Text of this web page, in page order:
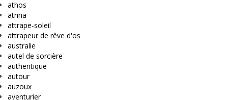
athos
atrina
attrape-soleil
attrapeur de rêve d'os
australie
autel de sorcière
authentique
autour
auzoux
aventurier